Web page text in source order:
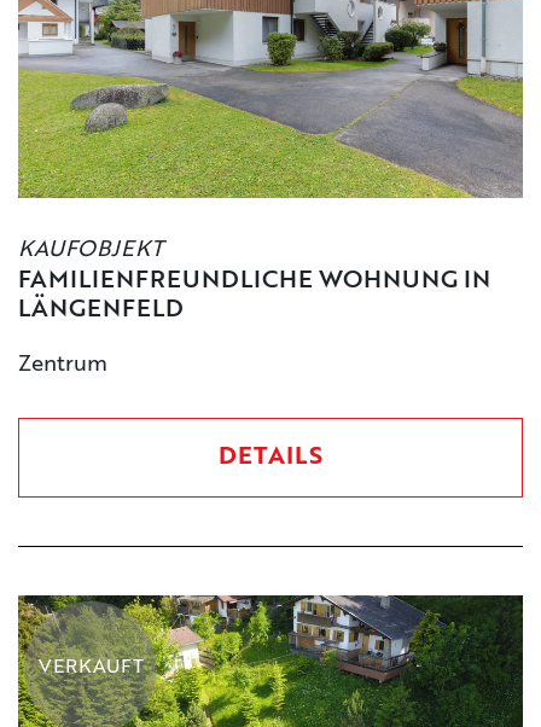
KAUFOBJEKT
FAMILIENFREUNDLICHE WOHNUNG IN
LÄNGENFELD
Zentrum
DETAILS
VERKAUFT